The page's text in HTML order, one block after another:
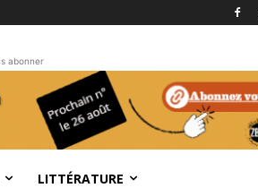
abonner
LITTÉRATURE